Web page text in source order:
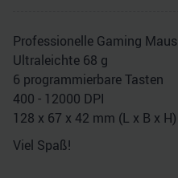
Professionelle Gaming Maus
Ultraleichte 68 g
6 programmierbare Tasten
400 - 12000 DPI
128 x 67 x 42 mm (L x B x H)
Viel Spaß!